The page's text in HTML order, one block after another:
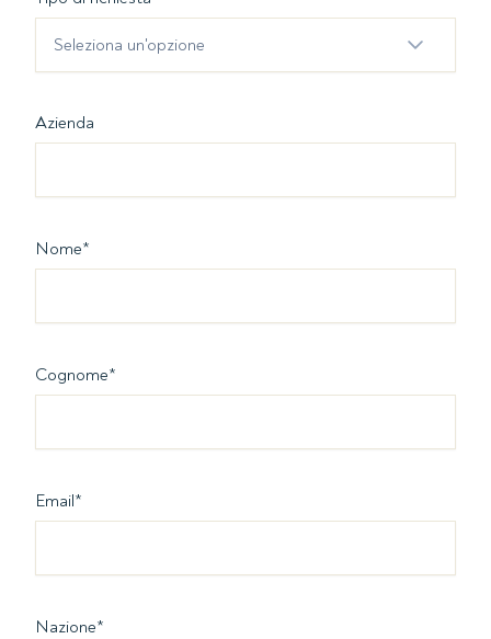
Seleziona un'opzione
Azienda
Nome*
Cognome*
Email*
Nazione*